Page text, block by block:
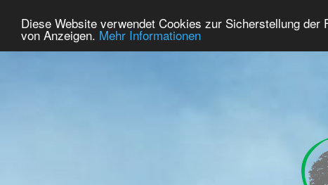
Diese Website verwendet Cookies zur Sicherstellung
von Anzeigen. Mehr Informationen
Home Premium Gedenken